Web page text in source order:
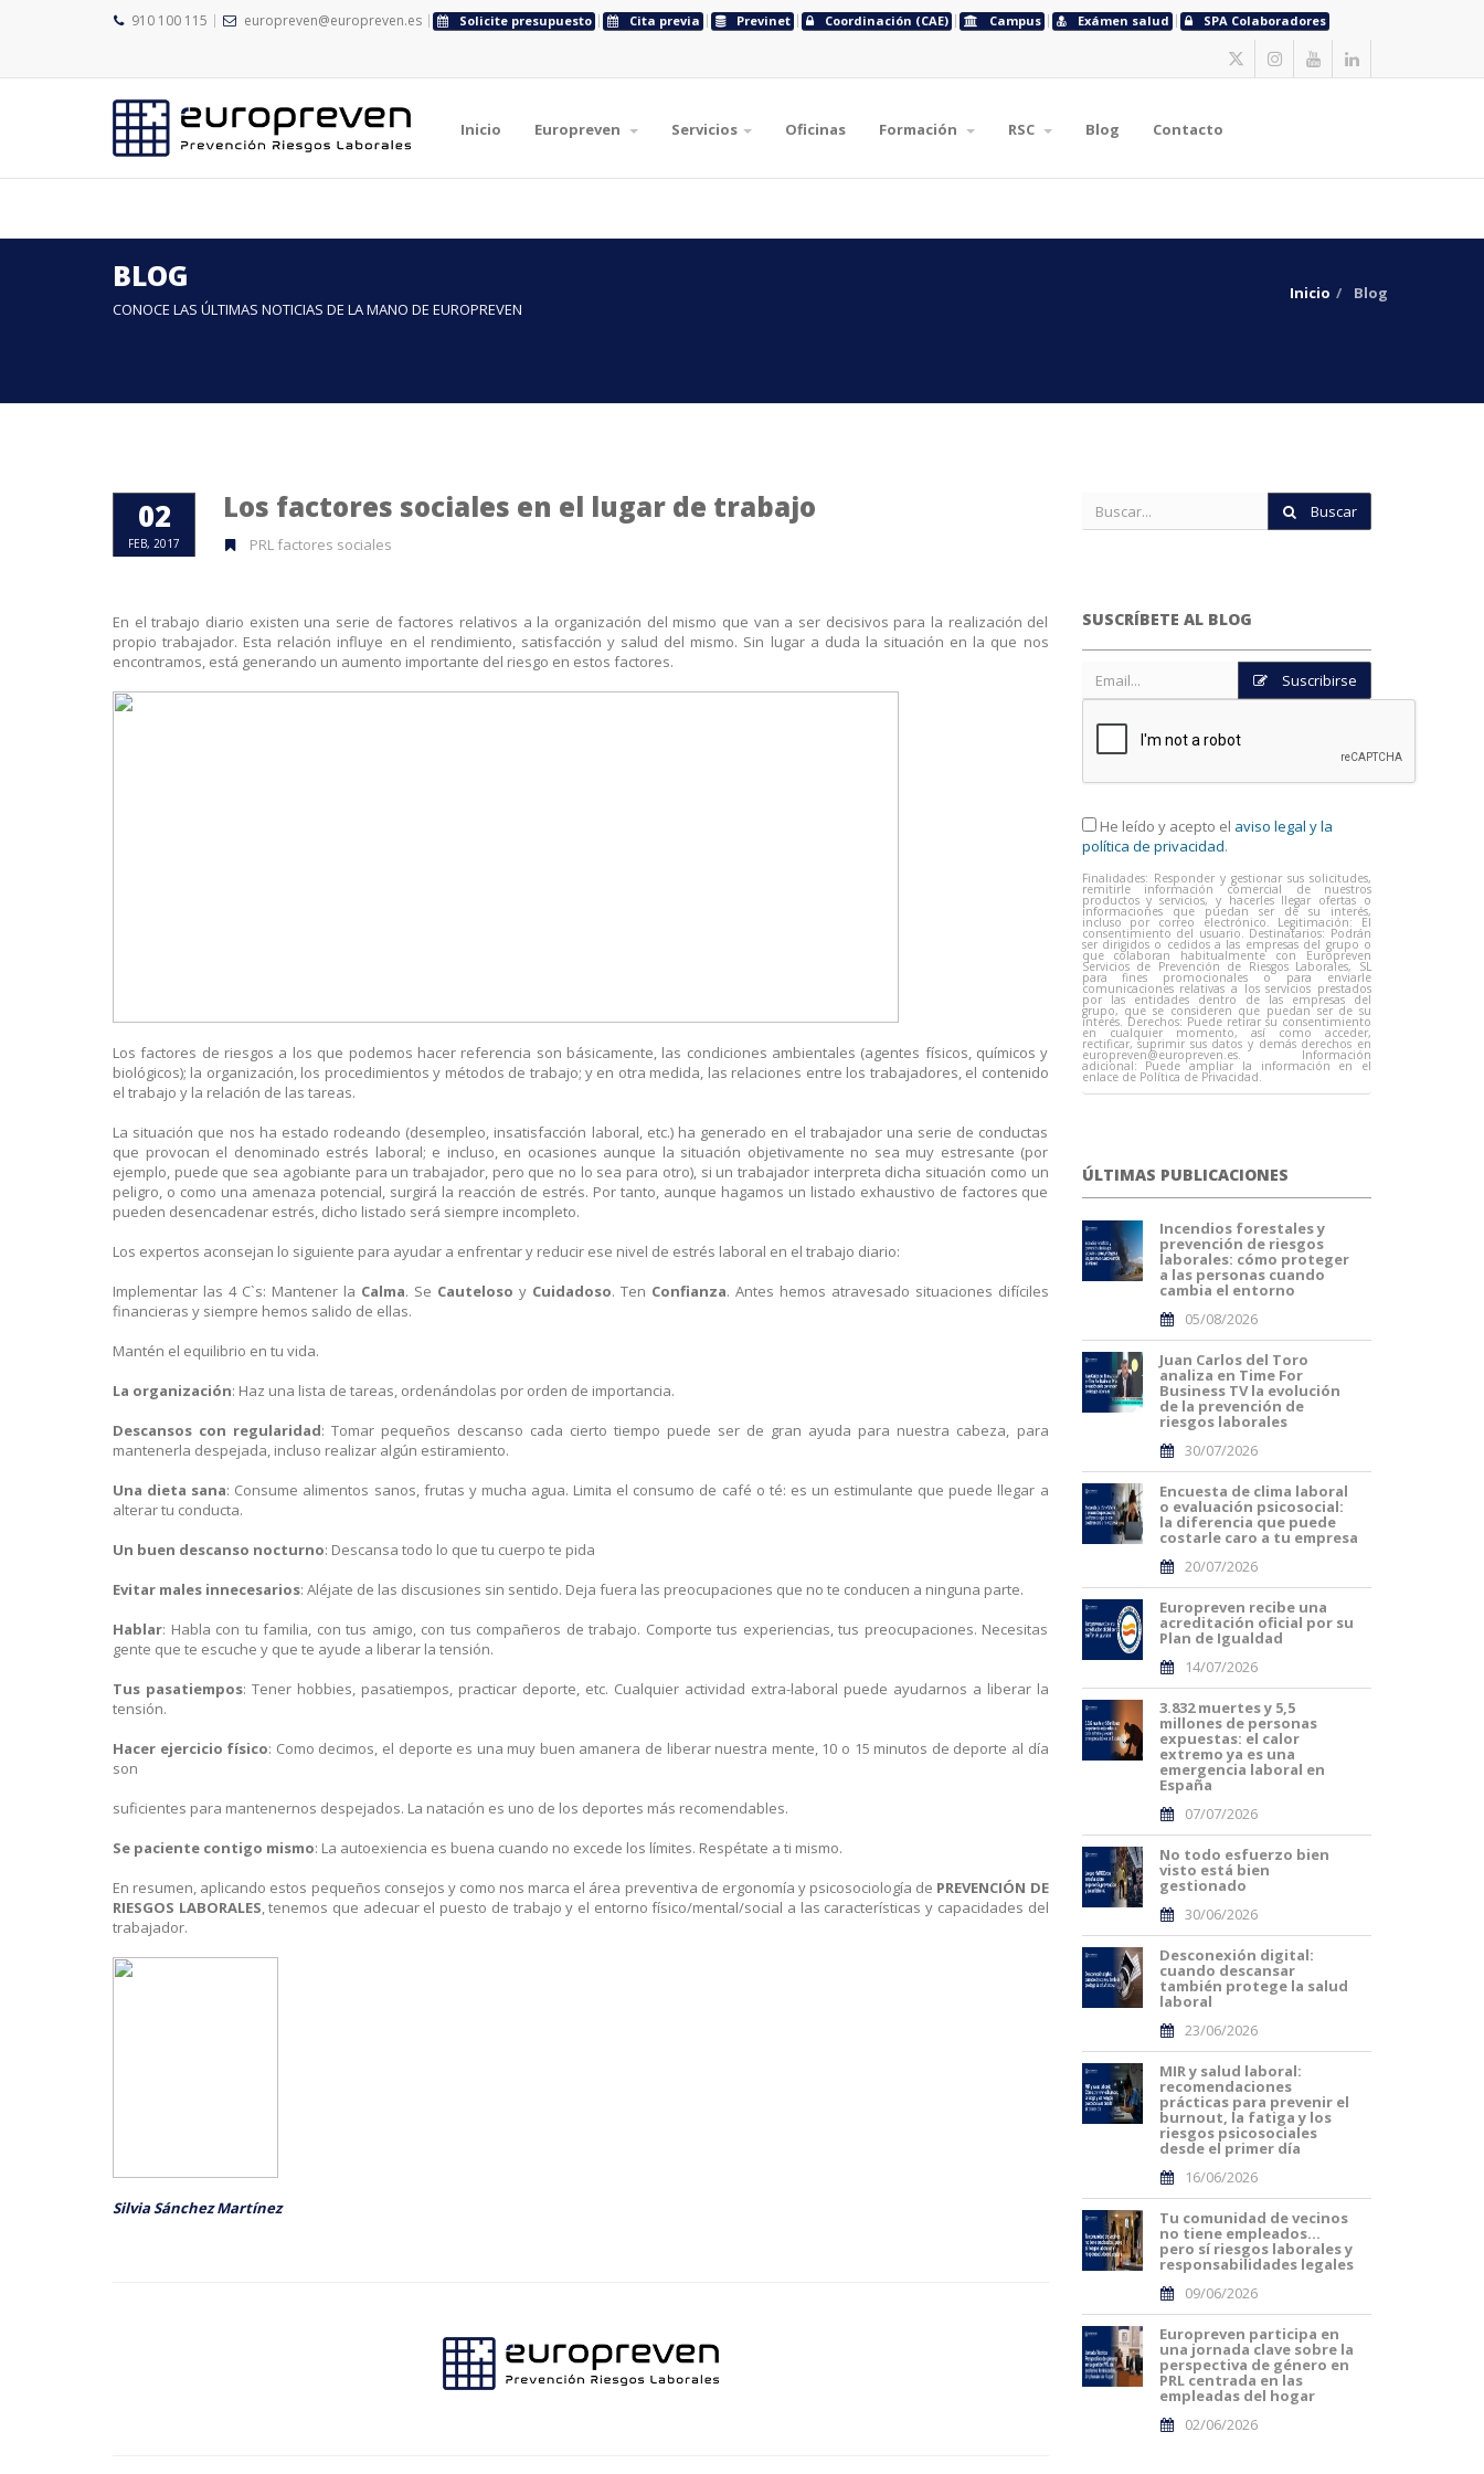
910 100 115 europreven@europreven.es Solicite presupuesto Cita previa Previnet Coordinación (CAE) Campus Exámen salud SPA Colaboradores
Inicio Europreven Servicios Oficinas Formación RSC Blog Contacto
BLOG
CONOCE LAS ÚLTIMAS NOTICIAS DE LA MANO DE EUROPREVEN
Inicio Blog
02
FEB, 2017
Los factores sociales en el lugar de trabajo
PRL factores sociales
En el trabajo diario existen una serie de factores relativos a la organización del mismo que van a ser decisivos para la realización del
propio trabajador. Esta relación influye en el rendimiento, satisfacción y salud del mismo. Sin lugar a duda la situación en la que nos
encontramos, está generando un aumento importante del riesgo en estos factores.
Los factores de riesgos a los que podemos hacer referencia son básicamente, las condiciones ambientales (agentes físicos, químicos y
biológicos); la organización, los procedimientos y métodos de trabajo; y en otra medida, las relaciones entre los trabajadores, el contenido
el trabajo y la relación de las tareas.
La situación que nos ha estado rodeando (desempleo, insatisfacción laboral, etc.) ha generado en el trabajador una serie de conductas
que provocan el denominado estrés laboral; e incluso, en ocasiones aunque la situación objetivamente no sea muy estresante (por
ejemplo, puede que sea agobiante para un trabajador, pero que no lo sea para otro), si un trabajador interpreta dicha situación como un
peligro, o como una amenaza potencial, surgirá la reacción de estrés. Por tanto, aunque hagamos un listado exhaustivo de factores que
pueden desencadenar estrés, dicho listado será siempre incompleto.
Los expertos aconsejan lo siguiente para ayudar a enfrentar y reducir ese nivel de estrés laboral en el trabajo diario:
Implementar las 4 C`s: Mantener la Calma. Se Cauteloso y Cuidadoso. Ten Confianza. Antes hemos atravesado situaciones difíciles
financieras y siempre hemos salido de ellas.
Mantén el equilibrio en tu vida.
La organización: Haz una lista de tareas, ordenándolas por orden de importancia.
Descansos con regularidad: Tomar pequeños descanso cada cierto tiempo puede ser de gran ayuda para nuestra cabeza, para
mantenerla despejada, incluso realizar algún estiramiento.
Una dieta sana: Consume alimentos sanos, frutas y mucha agua. Limita el consumo de café o té: es un estimulante que puede llegar a
alterar tu conducta.
Un buen descanso nocturno: Descansa todo lo que tu cuerpo te pida
Evitar males innecesarios: Aléjate de las discusiones sin sentido. Deja fuera las preocupaciones que no te conducen a ninguna parte.
Hablar: Habla con tu familia, con tus amigo, con tus compañeros de trabajo. Comporte tus experiencias, tus preocupaciones. Necesitas
gente que te escuche y que te ayude a liberar la tensión.
Tus pasatiempos: Tener hobbies, pasatiempos, practicar deporte, etc. Cualquier actividad extra-laboral puede ayudarnos a liberar la
tensión.
Hacer ejercicio físico: Como decimos, el deporte es una muy buen amanera de liberar nuestra mente, 10 o 15 minutos de deporte al día
son
suficientes para mantenernos despejados. La natación es uno de los deportes más recomendables.
Se paciente contigo mismo: La autoexiencia es buena cuando no excede los límites. Respétate a ti mismo.
En resumen, aplicando estos pequeños consejos y como nos marca el área preventiva de ergonomía y psicosociología de PREVENCIÓN DE
RIESGOS LABORALES, tenemos que adecuar el puesto de trabajo y el entorno físico/mental/social a las características y capacidades del
trabajador.
Silvia Sánchez Martínez
Buscar
SUSCRÍBETE AL BLOG
Suscribirse
He leído y acepto el aviso legal y la
política de privacidad.
Finalidades: Responder y gestionar sus solicitudes,
remitirle información comercial de nuestros
productos y servicios, y hacerles llegar ofertas o
informaciones que puedan ser de su interés,
incluso por correo electrónico. Legitimación: El
consentimiento del usuario. Destinatarios: Podrán
ser dirigidos o cedidos a las empresas del grupo o
que colaboran habitualmente con Europreven
Servicios de Prevención de Riesgos Laborales, SL
para fines promocionales o para enviarle
comunicaciones relativas a los servicios prestados
por las entidades dentro de las empresas del
grupo, que se consideren que puedan ser de su
interés. Derechos: Puede retirar su consentimiento
en cualquier momento, así como acceder,
rectificar, suprimir sus datos y demás derechos en
europreven@europreven.es. Información
adicional: Puede ampliar la información en el
enlace de Política de Privacidad.
ÚLTIMAS PUBLICACIONES
Incendios forestales y
prevención de riesgos
laborales: cómo proteger
a las personas cuando
cambia el entorno
05/08/2026
Juan Carlos del Toro
analiza en Time For
Business TV la evolución
de la prevención de
riesgos laborales
30/07/2026
Encuesta de clima laboral
o evaluación psicosocial:
la diferencia que puede
costarle caro a tu empresa
20/07/2026
Europreven recibe una
acreditación oficial por su
Plan de Igualdad
14/07/2026
3.832 muertes y 5,5
millones de personas
expuestas: el calor
extremo ya es una
emergencia laboral en
España
07/07/2026
No todo esfuerzo bien
visto está bien
gestionado
30/06/2026
Desconexión digital:
cuando descansar
también protege la salud
laboral
23/06/2026
MIR y salud laboral:
recomendaciones
prácticas para prevenir el
burnout, la fatiga y los
riesgos psicosociales
desde el primer día
16/06/2026
Tu comunidad de vecinos
no tiene empleados…
pero sí riesgos laborales y
responsabilidades legales
09/06/2026
Europreven participa en
una jornada clave sobre la
perspectiva de género en
PRL centrada en las
empleadas del hogar
02/06/2026